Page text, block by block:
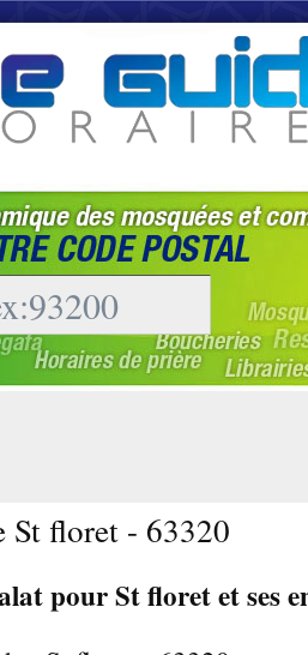
St floret - 63320
pour St floret et ses